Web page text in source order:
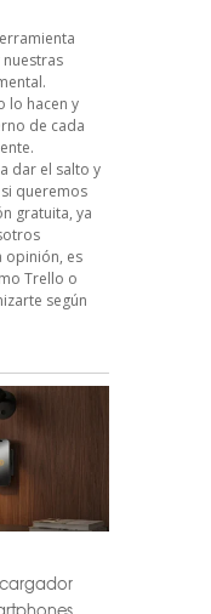
lo hacen y
de cada
dar el salto y
queremos
gratuita, ya
opinión, es
Trello o
según